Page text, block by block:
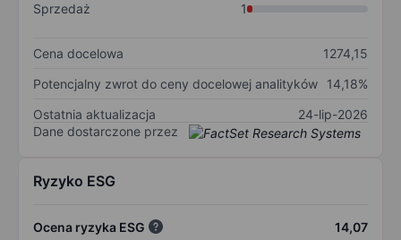
Sprzedaż
1
Cena docelowa
1274,15
Potencjalny zwrot do ceny docelowej analityków
14,18%
Ostatnia aktualizacja
24-lip-2026
Dane dostarczone przez
Ryzyko ESG
Ocena ryzyka ESG
14,07